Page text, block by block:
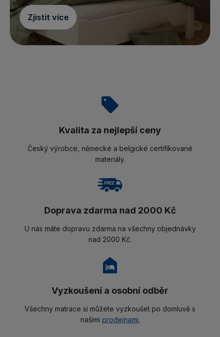
Zjistit více
Kvalita za nejlepší ceny
Český výrobce, německé a belgické certifikované
materiály.
Doprava zdarma nad 2000 Kč
U nás máte dopravu zdarma na všechny objednávky
nad 2000 Kč.
Vyzkoušení a osobní odběr
Všechny matrace si můžete vyzkoušet po domluvě s
našimi prodejnami.